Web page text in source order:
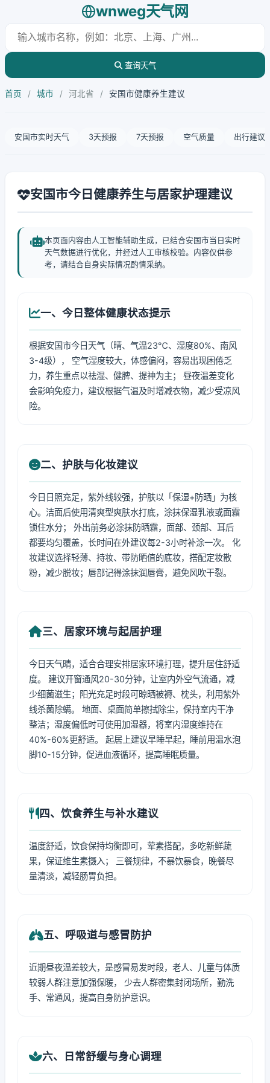
wnweg天气网
查询天气
首页 / 城市 / 河北省 / 安国市健康养生建议
安国市实时天气 3天预报 7天预报 空气质量 出行建议
安国市今日健康养生与居家护理建议
本页面内容由人工智能辅助生成，已结合安国市当日实时
天气数据进行优化，并经过人工审核校验。内容仅供参
考，请结合自身实际情况酌情采纳。
一、今日整体健康状态提示
根据安国市今日天气（晴、气温23℃、湿度80%、南风
3-4级）， 空气湿度较大，体感偏闷，容易出现困倦乏
力，养生重点以祛湿、健脾、提神为主； 昼夜温差变化
会影响免疫力，建议根据气温及时增减衣物，减少受凉风
险。
二、护肤与化妆建议
今日日照充足，紫外线较强，护肤以「保湿+防晒」为核
心。洁面后使用清爽型爽肤水打底，涂抹保湿乳液或面霜
锁住水分； 外出前务必涂抹防晒霜，面部、颈部、耳后
都要均匀覆盖，长时间在外建议每2-3小时补涂一次。 化
妆建议选择轻薄、持妆、带防晒值的底妆，搭配定妆散
粉，减少脱妆；唇部记得涂抹润唇膏，避免风吹干裂。
三、居家环境与起居护理
今日天气晴，适合合理安排居家环境打理，提升居住舒适
度。 建议开窗通风20-30分钟，让室内外空气流通，减
少细菌滋生；阳光充足时段可晾晒被褥、枕头，利用紫外
线杀菌除螨。 地面、桌面简单擦拭除尘，保持室内干净
整洁；湿度偏低时可使用加湿器，将室内湿度维持在
40%-60%更舒适。 起居上建议早睡早起，睡前用温水泡
脚10-15分钟，促进血液循环，提高睡眠质量。
四、饮食养生与补水建议
温度舒适，饮食保持均衡即可，荤素搭配，多吃新鲜蔬
果，保证维生素摄入； 三餐规律，不暴饮暴食，晚餐尽
量清淡，减轻肠胃负担。
五、呼吸道与感冒防护
近期昼夜温差较大，是感冒易发时段，老人、儿童与体质
较弱人群注意加强保暖， 少去人群密集封闭场所，勤洗
手、常通风，提高自身防护意识。
六、日常舒缓与身心调理